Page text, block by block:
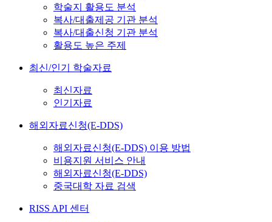
학술지 활용도 분석
복사/대출제공 기관 분석
복사/대출신청 기관 분석
활용도 높은 주제
최신/인기 학술자료
최신자료
인기자료
해외자료신청(E-DDS)
해외자료신청(E-DDS) 이용 방법
비용지원 서비스 안내
해외자료신청(E-DDS)
중국대학 자료 검색
RISS API 센터